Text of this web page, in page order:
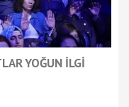
YOĞUN İLGİ